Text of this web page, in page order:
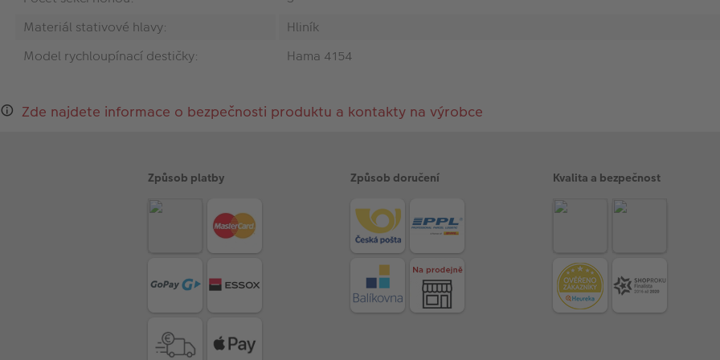
Materiál stativové hlavy:
Hliník
Model rychloupínací destičky:
Hama 4154
Zde najdete informace o bezpečnosti produktu a kontakty na výrobce
Způsob platby Způsob doručení Kvalita a bezpečnost